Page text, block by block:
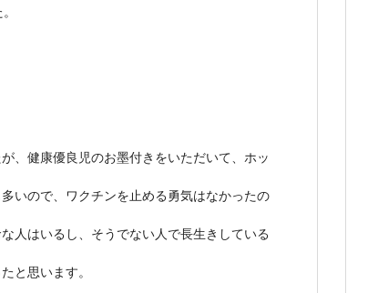
、健康優良児のお墨付きをいただいて、ホッ
いので、ワクチンを止める勇気はなかったの
人はいるし、そうでない人で長生きしている
と思います。